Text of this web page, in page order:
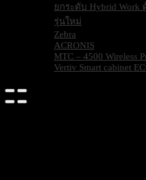
ยกระดับ Hybrid Work
รุ่นใหม่
Zebra
ACRONIS
MTC – 4500 Wireless
Vertiv Smart cabinet